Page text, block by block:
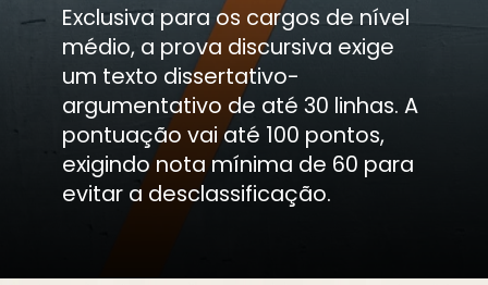
Exclusiva para os cargos de nível
médio, a prova discursiva exige
um texto dissertativo-
argumentativo de até 30 linhas. A
pontuação vai até 100 pontos,
exigindo nota mínima de 60 para
evitar a desclassificação.